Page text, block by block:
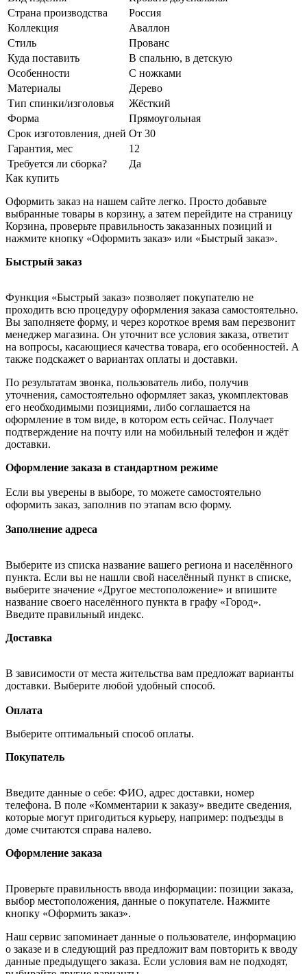
Страна производства
Россия
Коллекция
Аваллон
Стиль
Прованс
Куда поставить
В спальню, в детскую
Особенности
С ножками
Материалы
Дерево
Тип спинки/изголовья
Жёсткий
Форма
Прямоугольная
Срок изготовления, дней От 30
Гарантия, мес
12
Требуется ли сборка?
Да
Как купить
Оформить заказ на нашем сайте легко. Просто добавьте
выбранные товары в корзину, а затем перейдите на страницу
Корзина, проверьте правильность заказанных позиций и
нажмите кнопку «Оформить заказ» или «Быстрый заказ».
Быстрый заказ
Функция «Быстрый заказ» позволяет покупателю не
проходить всю процедуру оформления заказа самостоятельно.
Вы заполняете форму, и через короткое время вам перезвонит
менеджер магазина. Он уточнит все условия заказа, ответит
на вопросы, касающиеся качества товара, его особенностей. А
также подскажет о вариантах оплаты и доставки.
По результатам звонка, пользователь либо, получив
уточнения, самостоятельно оформляет заказ, укомплектовав
его необходимыми позициями, либо соглашается на
оформление в том виде, в котором есть сейчас. Получает
подтверждение на почту или на мобильный телефон и ждёт
доставки.
Оформление заказа в стандартном режиме
Если вы уверены в выборе, то можете самостоятельно
оформить заказ, заполнив по этапам всю форму.
Заполнение адреса
Выберите из списка название вашего региона и населённого
пункта. Если вы не нашли свой населённый пункт в списке,
выберите значение «Другое местоположение» и впишите
название своего населённого пункта в графу «Город».
Введите правильный индекс.
Доставка
В зависимости от места жительства вам предложат варианты
доставки. Выберите любой удобный способ.
Оплата
Выберите оптимальный способ оплаты.
Покупатель
Введите данные о себе: ФИО, адрес доставки, номер
телефона. В поле «Комментарии к заказу» введите сведения,
которые могут пригодиться курьеру, например: подъезды в
доме считаются справа налево.
Оформление заказа
Проверьте правильность ввода информации: позиции заказа,
выбор местоположения, данные о покупателе. Нажмите
кнопку «Оформить заказ».
Наш сервис запоминает данные о пользователе, информацию
о заказе и в следующий раз предложит вам повторить к вводу
данные предыдущего заказа. Если условия вам не подходят,